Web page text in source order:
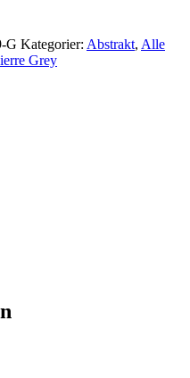
G Kategorier: Abstrakt, Alle
Grey